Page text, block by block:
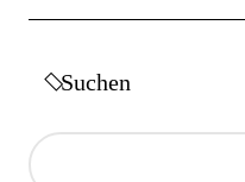
Suchen